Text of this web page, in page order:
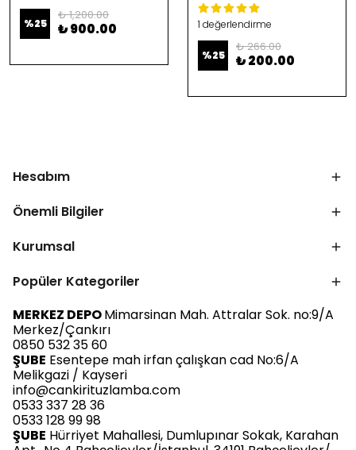
%25
₺ 1,200.00
₺ 900.00 1 değerlendirme
%25
₺ 266.00
₺ 200.00
Hesabım
Önemli Bilgiler
Kurumsal
Popüler Kategoriler
MERKEZ DEPOMimarsinan Mah. Attralar Sok. no:9/A
Merkez/Çankırı
0850 532 35 60
ŞUBE Esentepe mah irfan çalışkan cad No:6/A
Melikgazi / Kayseri
info@cankirituzlamba.com
0533 337 28 36
0533 128 99 98
ŞUBE Hürriyet Mahallesi, Dumlupınar Sokak, Karahan